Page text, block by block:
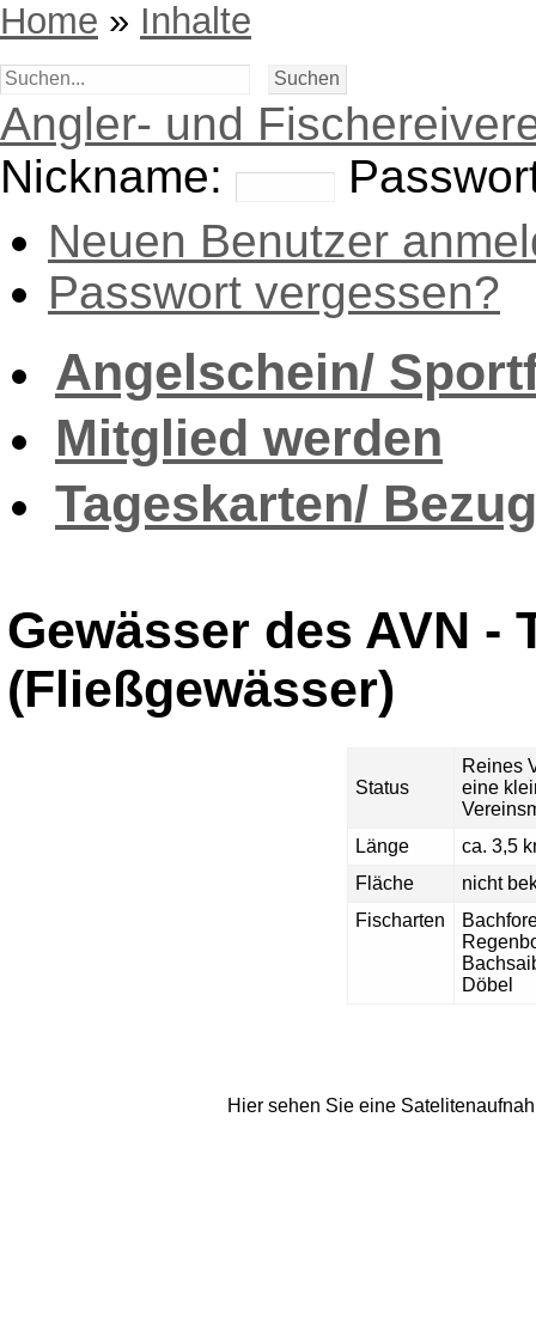
Home » Inhalte
Angler- und
Nickname:
Neuen Benutzer
Passwort vergessen?
Angelschein/
Mitglied werden
Tageskarten/
Gewässer des AVN -
(Fließgewässer)
Status
Reines
eine
Länge
ca. 3,5
Fläche
nicht
Fischarten
Döbel
Hier sehen Sie eine